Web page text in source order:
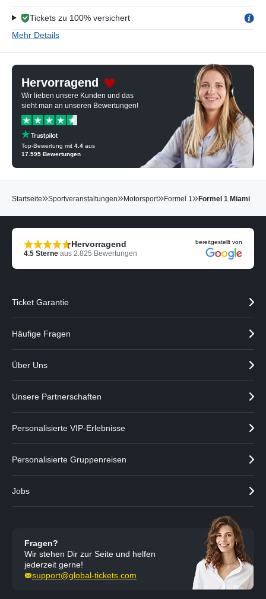
Tickets zu 100% versichert
Mehr Details
Hervorragend
Wir lieben unsere Kunden und das
sieht man an unseren Bewertungen!
Top-Bewertung mit 4.4 aus
17.595 Bewertungen
Startseite»Sportveranstaltungen»Motorsport»Formel 1»Formel 1 Miami
Hervorragend
4.5 Sterne aus 2.825 Bewertungen
bereitgestellt von
Ticket Garantie
Häufige Fragen
Über Uns
Unsere Partnerschaften
Personalisierte VIP-Erlebnisse
Personalisierte Gruppenreisen
Jobs
Fragen?
Wir stehen Dir zur Seite und helfen
jederzeit gerne!
support@global-tickets.com